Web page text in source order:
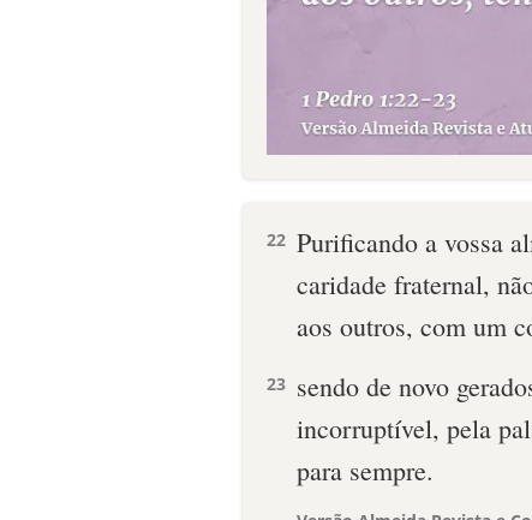
22 Purificando a vossa
caridade fraternal,
aos outros, com um
23 sendo de novo
incorruptível, pela
para sempre.